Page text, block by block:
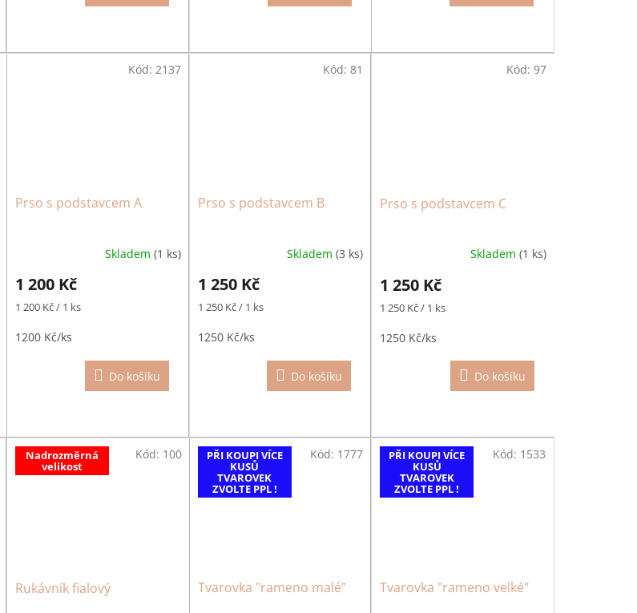
Prso s podstavcem A
Skladem (1 ks)
1 200 Kč
Měrná
1 200 Kč / 1 ks
Do košíku
1200 Kč/ks
Kód: 2137
Prso s podstavcem B
Skladem(3 ks)
1 250 Kč
Měrná
1 250 Kč / 1 ks
Do košíku
1250 Kč/ks
Kód:81
Prso s podstavcem C
Skladem (1 ks)
1 250 Kč
Měrná
1 250 Kč / 1 ks
Do košíku
1250 Kč/ks
Kód: 97
Nadrozměrná
velikost
Rukávník fialový
Kód: 100 PŘI KOUPI VÍCE
KUSŮ
TVAROVEK
ZVOLTE PPL !
Tvarovka "rameno malé"
Kód: 1777 PŘI KOUPI VÍCE
KUSŮ
TVAROVEK
ZVOLTE PPL !
Tvarovka "rameno velké"
Kód: 1533